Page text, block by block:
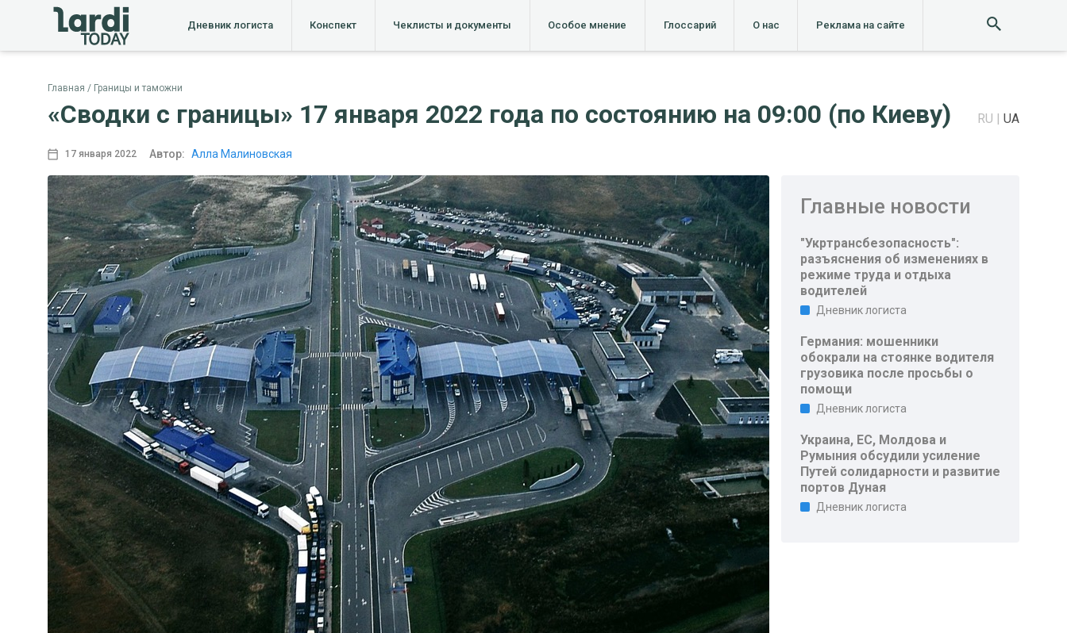
Дневник логиста Конспект Чеклисты и документы Особое мнение Глоссарий О нас Реклама на сайте
Главная Границы и таможни
«Сводки с границы» 17 января 2022 года по состоянию на 09:00 (по Киеву) RU UA
17 января 2022 Автор: Алла Малиновская
Главные новости
"Укртрансбезопасность":
разъяснения об изменениях в
режиме труда и отдыха
водителей
Дневник логиста
Германия: мошенники
обокрали на стоянке водителя
грузовика после просьбы о
помощи
Дневник логиста
Украина, ЕС, Молдова и
Румыния обсудили усиление
Путей солидарности и развитие
портов Дуная
Дневник логиста